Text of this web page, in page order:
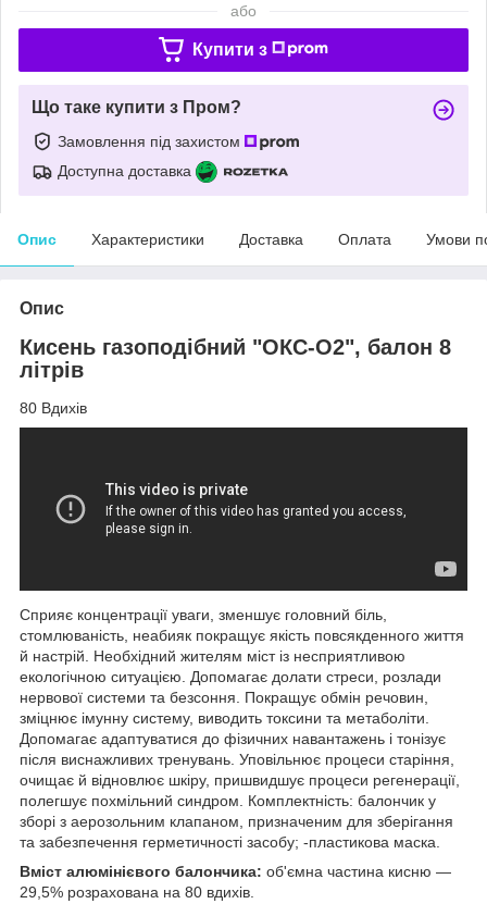
або
Купити з
Що таке купити з Пром?
Замовлення під захистом
Доступна доставка
Опис Характеристики Доставка Оплата Умови
Опис
Кисень газоподібний "ОКС-О2", балон 8
літрів
80 Вдихів
Сприяє концентрації уваги, зменшує головний біль,
стомлюваність, неабияк покращує якість повсякденного життя
й настрій. Необхідний жителям міст із несприятливою
екологічною ситуацією. Допомагає долати стреси, розлади
нервової системи та безсоння. Покращує обмін речовин,
зміцнює імунну систему, виводить токсини та метаболіти.
Допомагає адаптуватися до фізичних навантажень і тонізує
після виснажливих тренувань. Уповільнює процеси старіння,
очищає й відновлює шкіру, пришвидшує процеси регенерації,
полегшує похмільний синдром. Комплектність: балончик у
зборі з аерозольним клапаном, призначеним для зберігання
та забезпечення герметичності засобу; -пластикова маска.
Вміст алюмінієвого балончика: об'ємна частина кисню —
29,5% розрахована на 80 вдихів.